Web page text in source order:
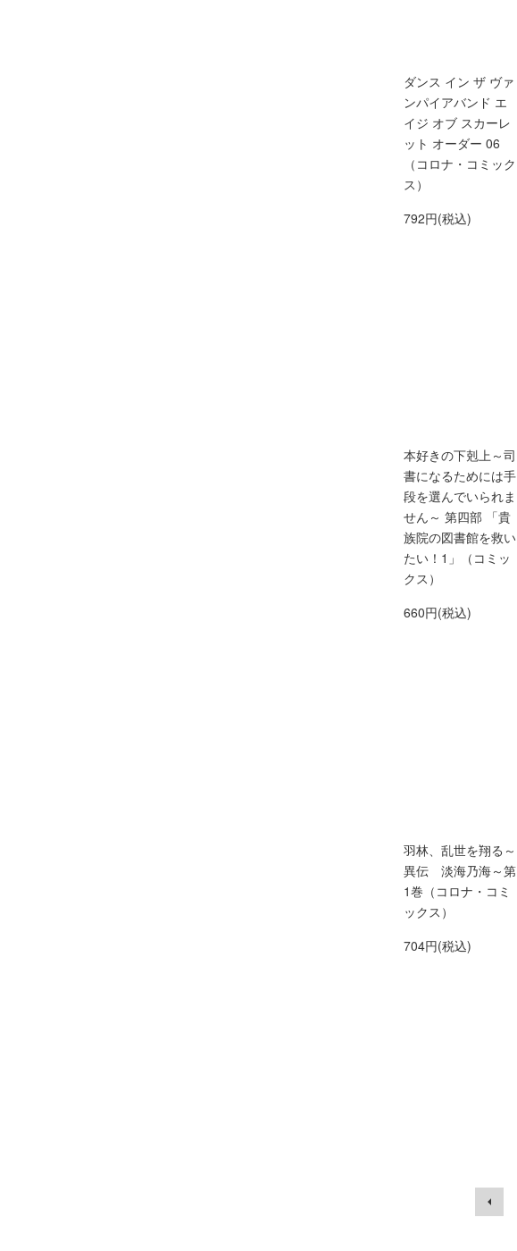
ダンス イン ザ ヴァ
ンパイアバンド エ
イジ オブ スカーレ
ット オーダー 06
（コロナ・コミック
ス）
792円(税込)
本好きの下剋上～司
書になるためには手
段を選んでいられま
せん～ 第四部 「貴
族院の図書館を救い
たい！1」（コミッ
クス）
660円(税込)
羽林、乱世を翔る～
異伝 淡海乃海～第
1巻（コロナ・コミ
ックス）
704円(税込)